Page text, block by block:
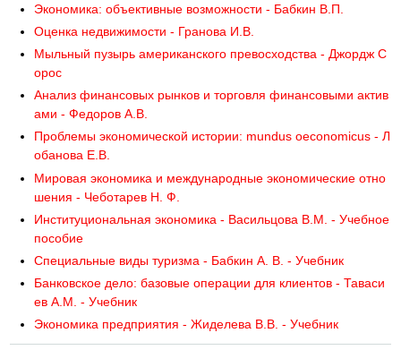
Экономика: объективные возможности - Бабкин В.П.
Оценка недвижимости - Гранова И.В.
Мыльный пузырь американского превосходства - Джордж С
орос
Анализ финансовых рынков и торговля финансовыми актив
ами - Федоров А.В.
Проблемы экономической истории: mundus oeconomicus - Л
обанова Е.В.
Мировая экономика и международные экономические отно
шения - Чеботарев Н. Ф.
Институциональная экономика - Васильцова В.М. - Учебное
пособие
Специальные виды туризма - Бабкин А. В. - Учебник
Банковское дело: базовые операции для клиентов - Таваси
ев A.M. - Учебник
Экономика предприятия - Жиделева В.В. - Учебник